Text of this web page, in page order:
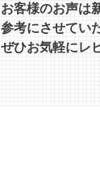
お客様のお声は
参考にさせてい
ぜひお気軽にレ